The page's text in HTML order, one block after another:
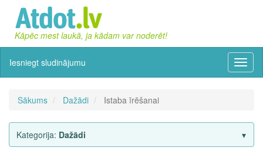
Kāpēc mest laukā, ja kādam var noderēt!
Iesniegt sludinājumu
Sākums Dažādi Istaba īrēšanai
Kategorija: Dažādi